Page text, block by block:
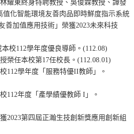
耀東終身特聘教授、吳俊霖教授、譚發
化智能環境友善肉品即時鮮度指示系統
善加值應用技術 」榮獲2023未來科技
校112學年度優良導師。(112.08)
榮任本校第17任校長。(112.08.01)
112學年度「服務特優II教師」。
112年度「產學績優教師 I」。
2023第四屆正瀚生技創新獎應用創新組